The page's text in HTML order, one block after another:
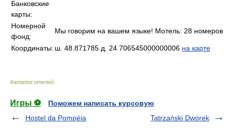
Банковские
карты:
Номерной
фонд:
Мы говорим на вашем языке! Мотель: 28 номеров
Координаты: ш. 48.871785 д. 24.706545000000006 на карте
Каталог отелей
Игры ⚽
Поможем написать курсовую
Hostel da Pompéia
Tatrzański Dworek